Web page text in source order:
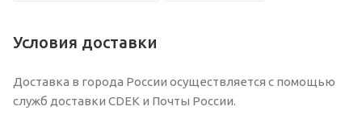
Условия доставки
Доставка в города России осуществляется с помощью
служб доставки CDEK и Почты России.